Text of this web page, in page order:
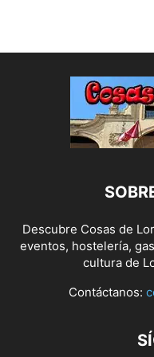
Descubre Cosas de
eventos, hostelería,
cultura de
Contáctanos: